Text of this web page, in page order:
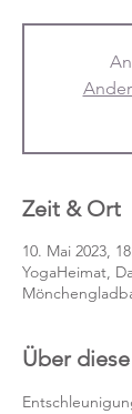
Zeit & Ort
10. Mai 2023,
YogaHeimat,
Über